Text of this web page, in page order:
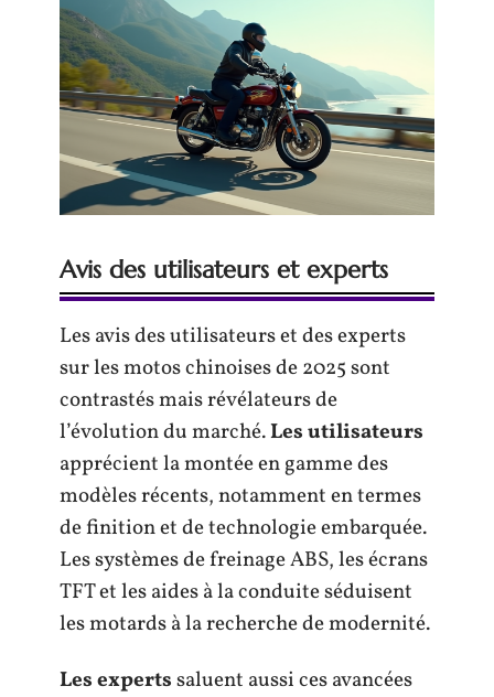
Avis des utilisateurs et experts
Les avis des utilisateurs et des experts
sur les motos chinoises de 2025 sont
contrastés mais révélateurs de
l’évolution du marché.Les utilisateurs
apprécient la montée en gamme des
modèles récents, notamment en termes
de finition et de technologie embarquée.
Les systèmes de freinage ABS, les écrans
TFT et les aides à la conduite séduisent
les motards à la recherche de modernité.
Les expertssaluent aussi ces avancées